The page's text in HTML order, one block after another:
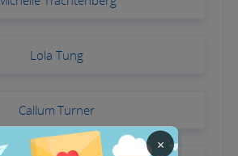
Lola Tung
Callum Turner
×